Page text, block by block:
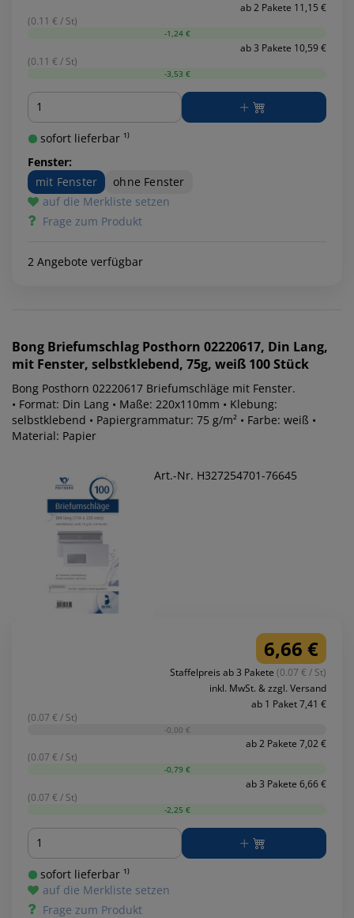
ab 2 Pakete 11,15 €
(0.11 € / St)
-1,24 €
ab 3 Pakete 10,59 €
(0.11 € / St)
-3,53 €
Menge
sofort lieferbar ¹⁾
Fenster:
mit Fenster
ohne Fenster
auf die Merkliste setzen
Frage zum Produkt
2 Angebote verfügbar
Bong Briefumschlag Posthorn 02220617, Din Lang,
mit Fenster, selbstklebend, 75g, weiß 100 Stück
Bong Posthorn 02220617 Briefumschläge mit Fenster.
• Format: Din Lang • Maße: 220x110mm • Klebung:
selbstklebend • Papiergrammatur: 75 g/m² • Farbe: weiß •
Material: Papier
Art.-Nr. H327254701-76645
6,66 €
Staffelpreis ab 3 Pakete (0.07 € / St)
inkl. MwSt. & zzgl. Versand
ab 1 Paket 7,41 €
(0.07 € / St)
-0,00 €
ab 2 Pakete 7,02 €
(0.07 € / St)
-0,79 €
ab 3 Pakete 6,66 €
(0.07 € / St)
-2,25 €
Menge
sofort lieferbar ¹⁾
auf die Merkliste setzen
Frage zum Produkt